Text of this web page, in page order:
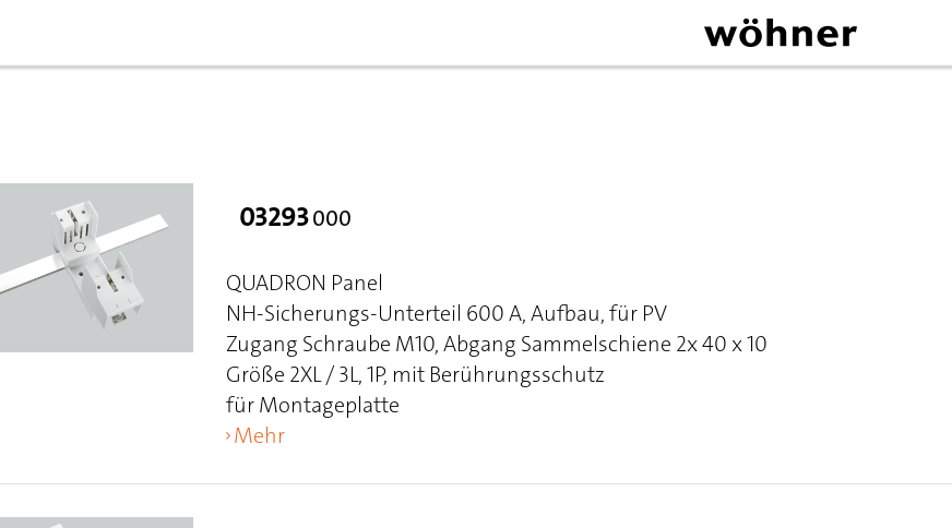
03293000
QUADRON Panel
NH-Sicherungs-Unterteil 600 A, Aufbau, für PV
Zugang Schraube M10, Abgang Sammelschiene 2x 40 x 10
Größe 2XL / 3L, 1P, mit Berührungsschutz
für Montageplatte
Mehr